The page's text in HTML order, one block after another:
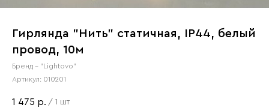
Гирлянда "Нить" статичная, IP44, белый
провод, 10м
Бренд - "Lightovo"
Артикул: 010201
1 475 р. / 1 шт